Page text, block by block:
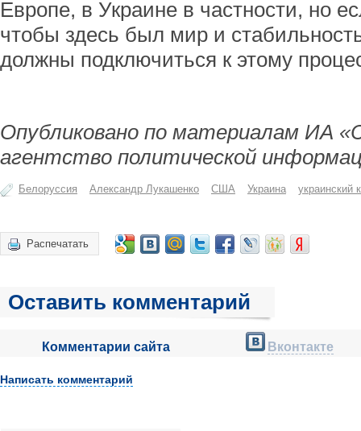
Европе, в Украине в частности, но
чтобы здесь был мир и
должны подключиться к этому
Опубликовано по материалам ИА
агентство политической
Белоруссия Александр Лукашенко США Украина украинский
Распечатать
Оставить комментарий
Комментарии сайта Вконтакте
Написать комментарий